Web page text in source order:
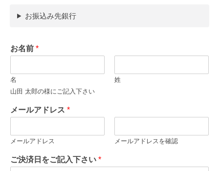
お振込み先銀行
お名前 *
名
姓
山田 太郎の様にご記入下さい
メールアドレス *
メールアドレス メールアドレスを確認
ご決済日をご記入下さい *